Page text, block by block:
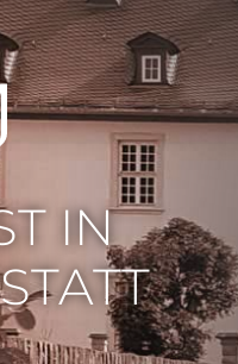
IN